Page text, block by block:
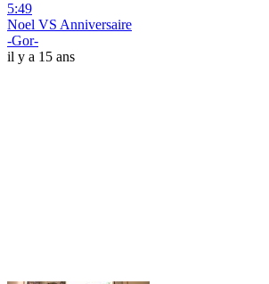
5:49
Noel VS Anniversaire
-Gor-
il y a 15 ans